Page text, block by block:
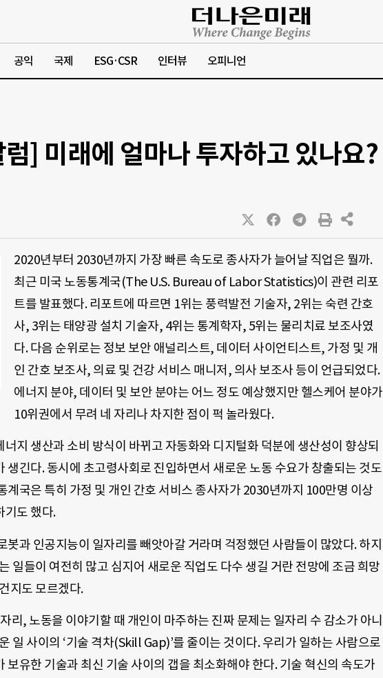
공익 국제 ESG·CSR 인터뷰 오피니언
럼] 미래에 얼마나 투자하고 있나요?
2020년부터 2030년까지 가장 빠른 속도로 종사자가 늘어날 직업은 뭘까.
최근 미국 노동통계국(The U.S. Bureau of Labor Statistics)이 관련 리포
트를 발표했다. 리포트에 따르면 1위는 풍력발전 기술자, 2위는 숙련 간호
사, 3위는 태양광 설치 기술자, 4위는 통계학자, 5위는 물리치료 보조사였
다. 다음 순위로는 정보 보안 애널리스트, 데이터 사이언티스트, 가정 및 개
인 간호 보조사, 의료 및 건강 서비스 매니저, 의사 보조사 등이 언급되었다.
에너지 분야, 데이터 및 보안 분야는 어느 정도 예상했지만 헬스케어 분야가
10위권에서 무려 네 자리나 차지한 점이 퍽 놀라웠다.
지 생산과 소비 방식이 바뀌고 자동화와 디지털화 덕분에 생산성이 향상되
생긴다. 동시에 초고령사회로 진입하면서 새로운 노동 수요가 창출되는 것도
계국은 특히 가정 및 개인 간호 서비스 종사자가 2030년까지 100만명 이상
기도 했다.
봇과 인공지능이 일자리를 빼앗아갈 거라며 걱정했던 사람들이 많았다. 하지
일들이 여전히 많고 심지어 새로운 직업도 다수 생길 거란 전망에 조금 희망
지도 모르겠다.
리, 노동을 이야기할 때 개인이 마주하는 진짜 문제는 일자리 수 감소가 아니
일 사이의 ‘기술 격차(Skill Gap)’를 줄이는 것이다. 우리가 일하는 사람으로
보유한 기술과 최신 기술 사이의 갭을 최소화해야 한다. 기술 혁신의 속도가